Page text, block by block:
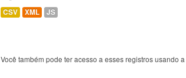
CSV XML JS
Você também pode ter acesso a esses registros usando a